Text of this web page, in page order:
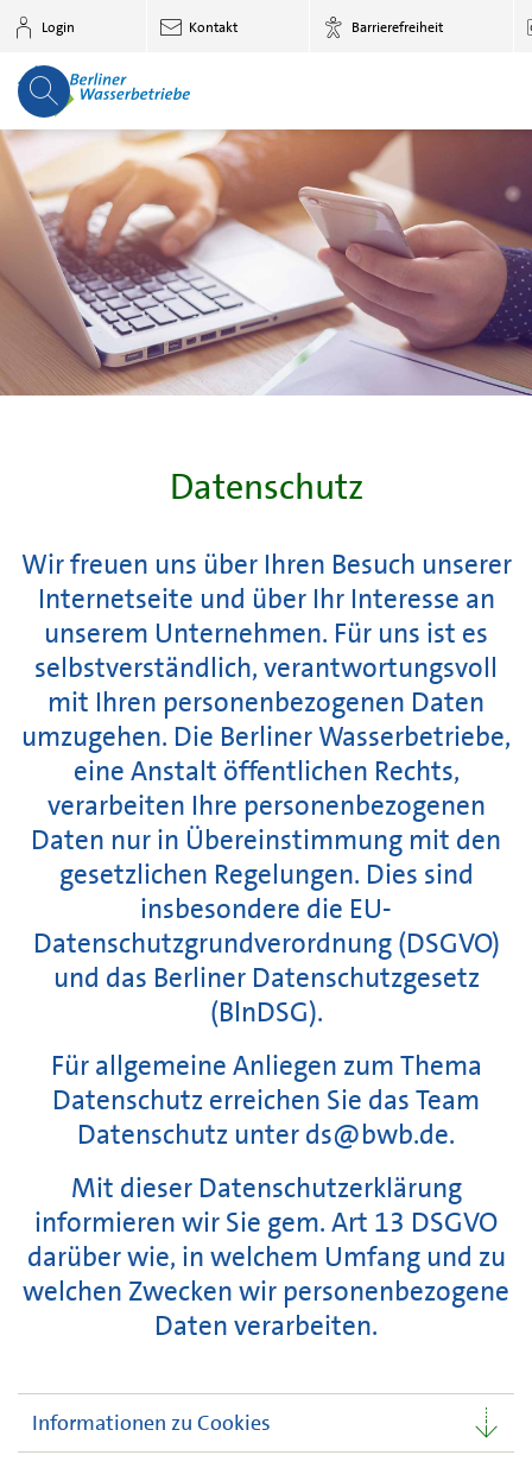
Zum Hauptinhalt springen
Login Kontakt Barrierefreiheit
Datenschutz
Wir freuen uns über Ihren Besuch unserer
Internetseite und über Ihr Interesse an
unserem Unternehmen. Für uns ist es
selbstverständlich, verantwortungsvoll
mit Ihren personenbezogenen Daten
umzugehen. Die Berliner Wasserbetriebe,
eine Anstalt öffentlichen Rechts,
verarbeiten Ihre personenbezogenen
Daten nur in Übereinstimmung mit den
gesetzlichen Regelungen. Dies sind
insbesondere die EU-
Datenschutzgrundverordnung (DSGVO)
und das Berliner Datenschutzgesetz
(BlnDSG).
Für allgemeine Anliegen zum Thema
Datenschutz erreichen Sie das Team
Datenschutz unter ds@bwb.de.
Mit dieser Datenschutzerklärung
informieren wir Sie gem. Art 13 DSGVO
darüber wie, in welchem Umfang und zu
welchen Zwecken wir personenbezogene
Daten verarbeiten.
Informationen zu Cookies